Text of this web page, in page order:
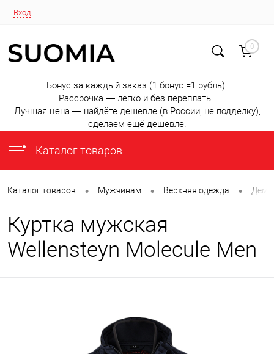
Вход
0
Бонус за каждый заказ (1 бонус =1 рубль).
Рассрочка — легко и без переплаты.
Лучшая цена — найдёте дешевле (в России, не подделку),
сделаем ещё дешевле.
Каталог товаров
Каталог товаров • Мужчинам • Верхняя одежда •
Куртка мужская
Wellensteyn Molecule Men